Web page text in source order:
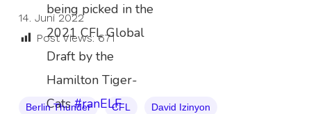
being picked in the
2021 CFL Global
Draft by the
Hamilton Tiger-
Cats#ranELF
14. Juni 2022
Post Views: 671
Berlin Thunder CFL David Izinyon